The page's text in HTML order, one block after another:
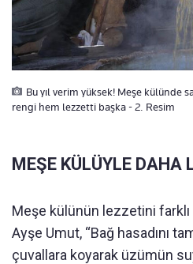
Bu yıl verim yüksek! Meşe külünde
rengi hem lezzetti başka - 2. Resim
MEŞE KÜLÜYLE DAHA
Meşe külünün lezzetini farklı
Ayşe Umut, “Bağ hasadını
çuvallara koyarak üzümün